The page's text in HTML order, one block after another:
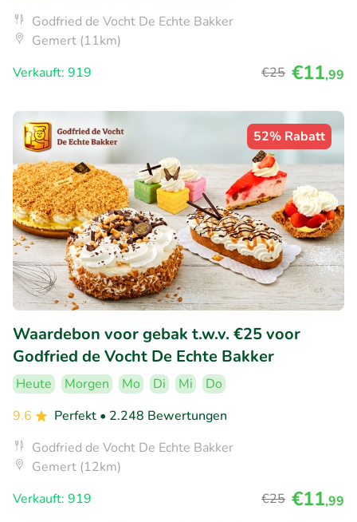
Godfried de Vocht De Echte Bakker
Gemert (11km)
Verkauft: 919
€25 €11,99
52% Rabatt
Waardebon voor gebak t.w.v. €25 voor
Godfried de Vocht De Echte Bakker
Heute Morgen Mo Di Mi
Do
9.6
Perfekt • 2.248 Bewertungen
Godfried de Vocht De Echte Bakker
Gemert (12km)
Verkauft: 919
€25 €11,99